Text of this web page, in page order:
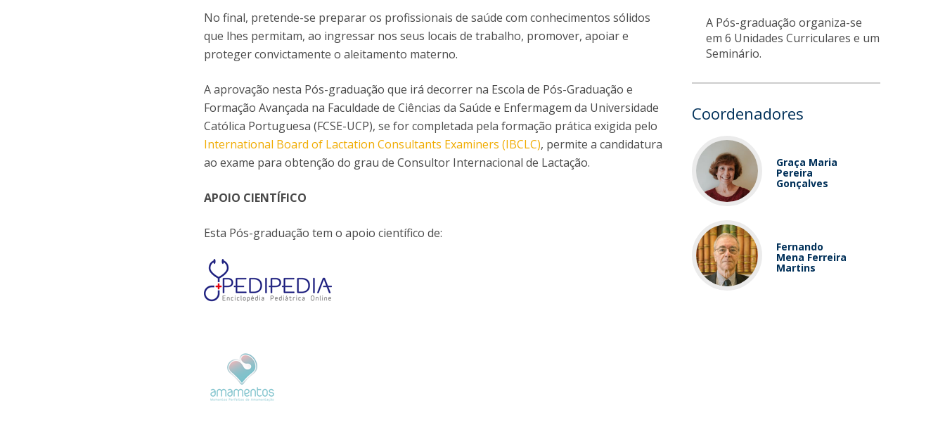
No final, pretende-se preparar os profissionais de saúde com conhecimentos sólidos
que lhes permitam, ao ingressar nos seus locais de trabalho, promover, apoiar e
proteger convictamente o aleitamento materno.
A aprovação nesta Pós-graduação que irá decorrer na Escola de Pós-Graduação e
Formação Avançada na Faculdade de Ciências da Saúde e Enfermagem da Universidade
Católica Portuguesa (FCSE-UCP), se for completada pela formação prática exigida pelo
International Board of Lactation Consultants Examiners (IBCLC), permite a candidatura
ao exame para obtenção do grau de Consultor Internacional de Lactação.
APOIO CIENTÍFICO
Esta Pós-graduação tem o apoio científico de:
A Pós-graduação organiza-se
em 6 Unidades Curriculares e um
Seminário.
Coordenadores
Graça Maria
Pereira
Gonçalves
Fernando
Mena Ferreira
Martins